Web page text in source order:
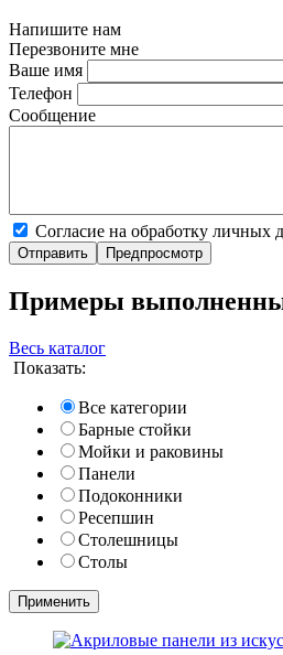
Напишите нам
Перезвоните мне
Ваше имя
Телефон
Сообщение
Согласие на обработку личных
Примеры
Весь каталог
Показать:
Все категории
Барные стойки
Мойки и раковины
Панели
Подоконники
Ресепшин
Столешницы
Столы